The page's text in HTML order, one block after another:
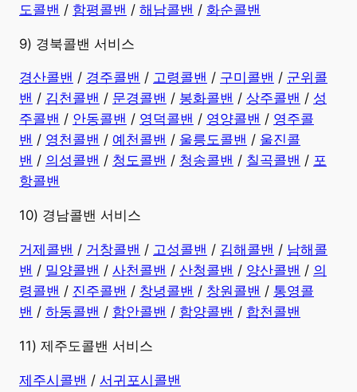
도콜밴 / 함평콜밴 / 해남콜밴 / 화순콜밴
9) 경북콜밴 서비스
경산콜밴 / 경주콜밴 / 고령콜밴 / 구미콜밴 / 군위콜
밴 / 김천콜밴 / 문경콜밴 / 봉화콜밴 / 상주콜밴 / 성
주콜밴 / 안동콜밴 / 영덕콜밴 / 영양콜밴 / 영주콜
밴 / 영천콜밴 / 예천콜밴 / 울릉도콜밴 / 울진콜
밴 / 의성콜밴 / 청도콜밴 / 청송콜밴 / 칠곡콜밴 / 포
항콜밴
10) 경남콜밴 서비스
​거제콜밴 / 거창콜밴 / 고성콜밴 / 김해콜밴 / 남해콜
밴 / 밀양콜밴 / 사천콜밴 / 산청콜밴 / 양산콜밴 / 의
령콜밴 / 진주콜밴 / 창녕콜밴 / 창원콜밴 / 통영콜
밴 / 하동콜밴 / 함안콜밴 / 함양콜밴 / 합천콜밴
11) 제주도콜밴 서비스
제주시콜밴 / 서귀포시콜밴